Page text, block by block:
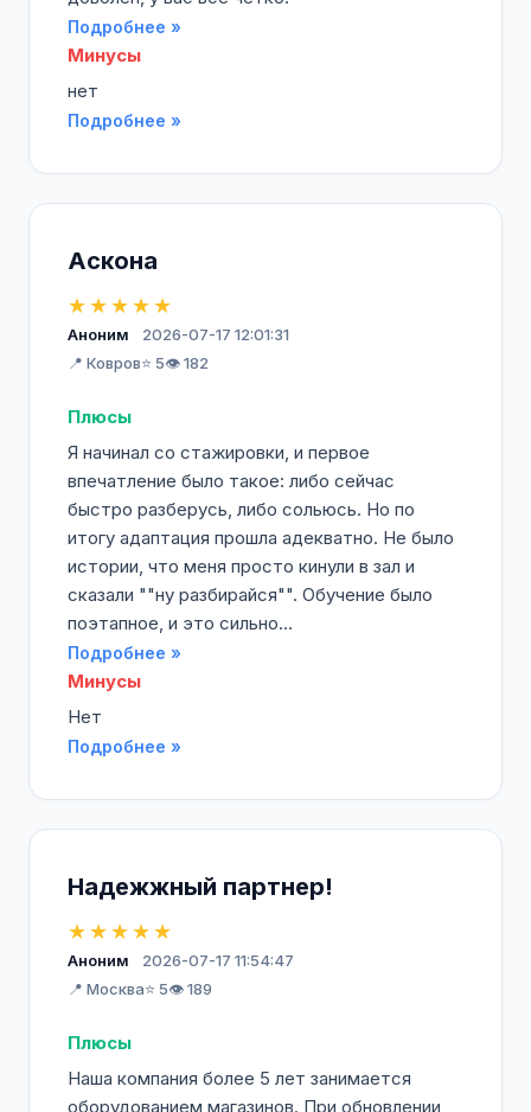
Подробнее »
Минусы
нет
Подробнее »
Аскона
★★★★★
Аноним
2026-07-17 12:01:31
📍 Ковров⭐ 5👁️ 182
Плюсы
Я начинал со стажировки, и первое
впечатление было такое: либо сейчас
быстро разберусь, либо сольюсь. Но по
итогу адаптация прошла адекватно. Не было
истории, что меня просто кинули в зал и
сказали ""ну разбирайся"". Обучение было
поэтапное, и это сильно...
Подробнее »
Минусы
Нет
Подробнее »
Надежжный партнер!
★★★★★
Аноним
2026-07-17 11:54:47
📍 Москва⭐ 5👁️ 189
Плюсы
Наша компания более 5 лет занимается
оборудованием магазинов. При обновлении